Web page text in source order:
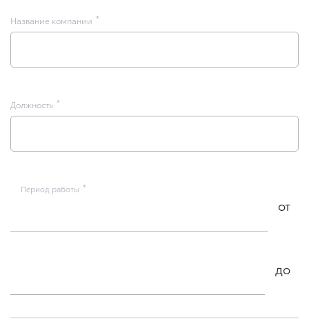
Название компании
Должность
Период работы
от
до